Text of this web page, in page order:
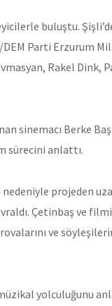
buluştu.
DEM Parti Erzurum
Rakel Dink,
sinemacı Berke
sürecini anlattı.
projeden
Çetinbaş ve
ve
yolculuğunu